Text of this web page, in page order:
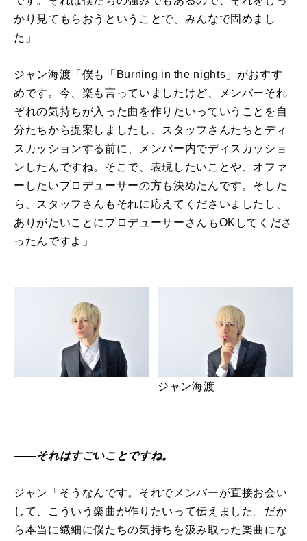
かり見てもらおうということで、みんなで固めまし
た」
ジャン海渡「僕も「Burning in the nights」がおすす
めです。今、楽も言っていましたけど、メンバーそれ
ぞれの気持ちが入った曲を作りたいっていうことを自
分たちから提案しましたし、スタッフさんたちとディ
スカッションする前に、メンバー内でディスカッショ
ンしたんですね。そこで、表現したいことや、オファ
ーしたいプロデューサーの方も決めたんです。そした
ら、スタッフさんもそれに応えてくださいましたし、
ありがたいことにプロデューサーさんもOKしてくださ
ったんですよ」
ジャン海渡
――それはすごいことですね。
ジャン「そうなんです。それでメンバーが直接お会い
して、こういう楽曲が作りたいって伝えました。だか
ら本当に繊細に僕たちの気持ちを汲み取った楽曲にな